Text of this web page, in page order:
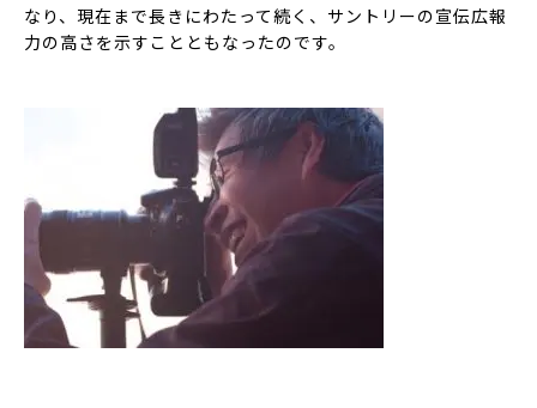
なり、現在まで長きにわたって続く、サントリーの宣伝広報
力の高さを示すことともなったのです。